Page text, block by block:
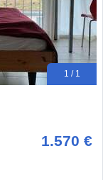
1 / 1
1.570 €